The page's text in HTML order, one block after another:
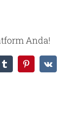
Anda!
TumblrPinterest
Vk